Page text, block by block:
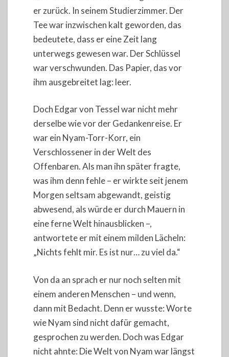
er zurück. In seinem Studierzimmer. Der
Tee war inzwischen kalt geworden, das
bedeutete, dass er eine Zeit lang
unterwegs gewesen war. Der Schlüssel
war verschwunden. Das Papier, das vor
ihm ausgebreitet lag: leer.
Doch Edgar von Tessel war nicht mehr
derselbe wie vor der Gedankenreise. Er
war ein Nyam-Torr-Korr, ein
Verschlossener in der Welt des
Offenbaren. Als man ihn später fragte,
was ihm denn fehle – er wirkte seit jenem
Morgen seltsam abgewandt, geistig
abwesend, als würde er durch Mauern in
eine ferne Welt hinausblicken –,
antwortete er mit einem milden Lächeln:
„Nichts fehlt mir. Es ist nur… zu viel da.“
Von da an sprach er nur noch selten mit
einem anderen Menschen – und wenn,
dann mit Bedacht. Denn er wusste: Worte
wie Nyam sind nicht dafür gemacht,
gesprochen zu werden. Doch was Edgar
nicht ahnte: Die Welt von Nyam war längst